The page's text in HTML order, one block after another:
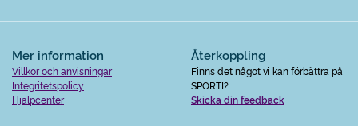
Mer information
Villkor och anvisningar
Integritetspolicy
Hjälpcenter
Återkoppling
Finns det något vi kan förbättra på
SPORTI?
Skicka din feedback